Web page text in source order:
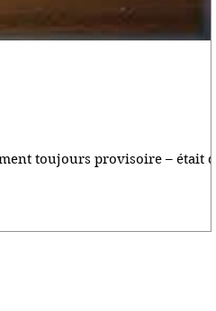
toujours provisoire – était de